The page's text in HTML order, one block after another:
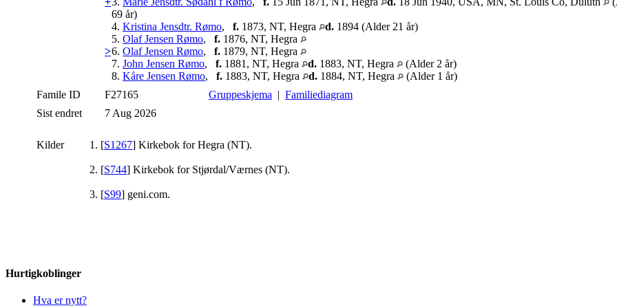
69 år)
4. Kristina Jensdtr. Rømo, f. 1873, NT, Hegra d. 1894 (Alder 21 år)
5. Olaf Jensen Rømo, f. 1876, NT, Hegra
>6. Olaf Jensen Rømo, f. 1879, NT, Hegra
7. John Jensen Rømo, f. 1881, NT, Hegra d. 1883, NT, Hegra
(Alder 2 år)
8. Kåre Jensen Rømo, f. 1883, NT, Hegra d. 1884, NT, Hegra
(Alder 1 år)
Famile ID
F27165 Gruppeskjema | Familiediagram
Sist endret
7 Aug 2026
Kilder [S1267] Kirkebok for Hegra (NT).
[S744] Kirkebok for Stjørdal/Værnes (NT).
[S99] geni.com.
Hurtigkoblinger
Hva er nytt?